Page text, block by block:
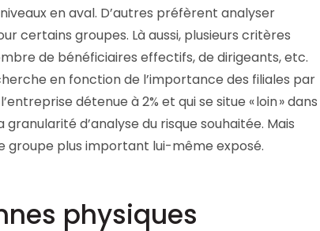
en aval. D’autres préfèrent analyser
certains groupes. Là aussi, plusieurs critères
de bénéficiaires effectifs, de dirigeants, etc.
en fonction de l’importance des filiales par
détenue à 2% et qui se situe « loin » dans
d’analyse du risque souhaitée. Mais
plus important lui-même exposé.
physiques